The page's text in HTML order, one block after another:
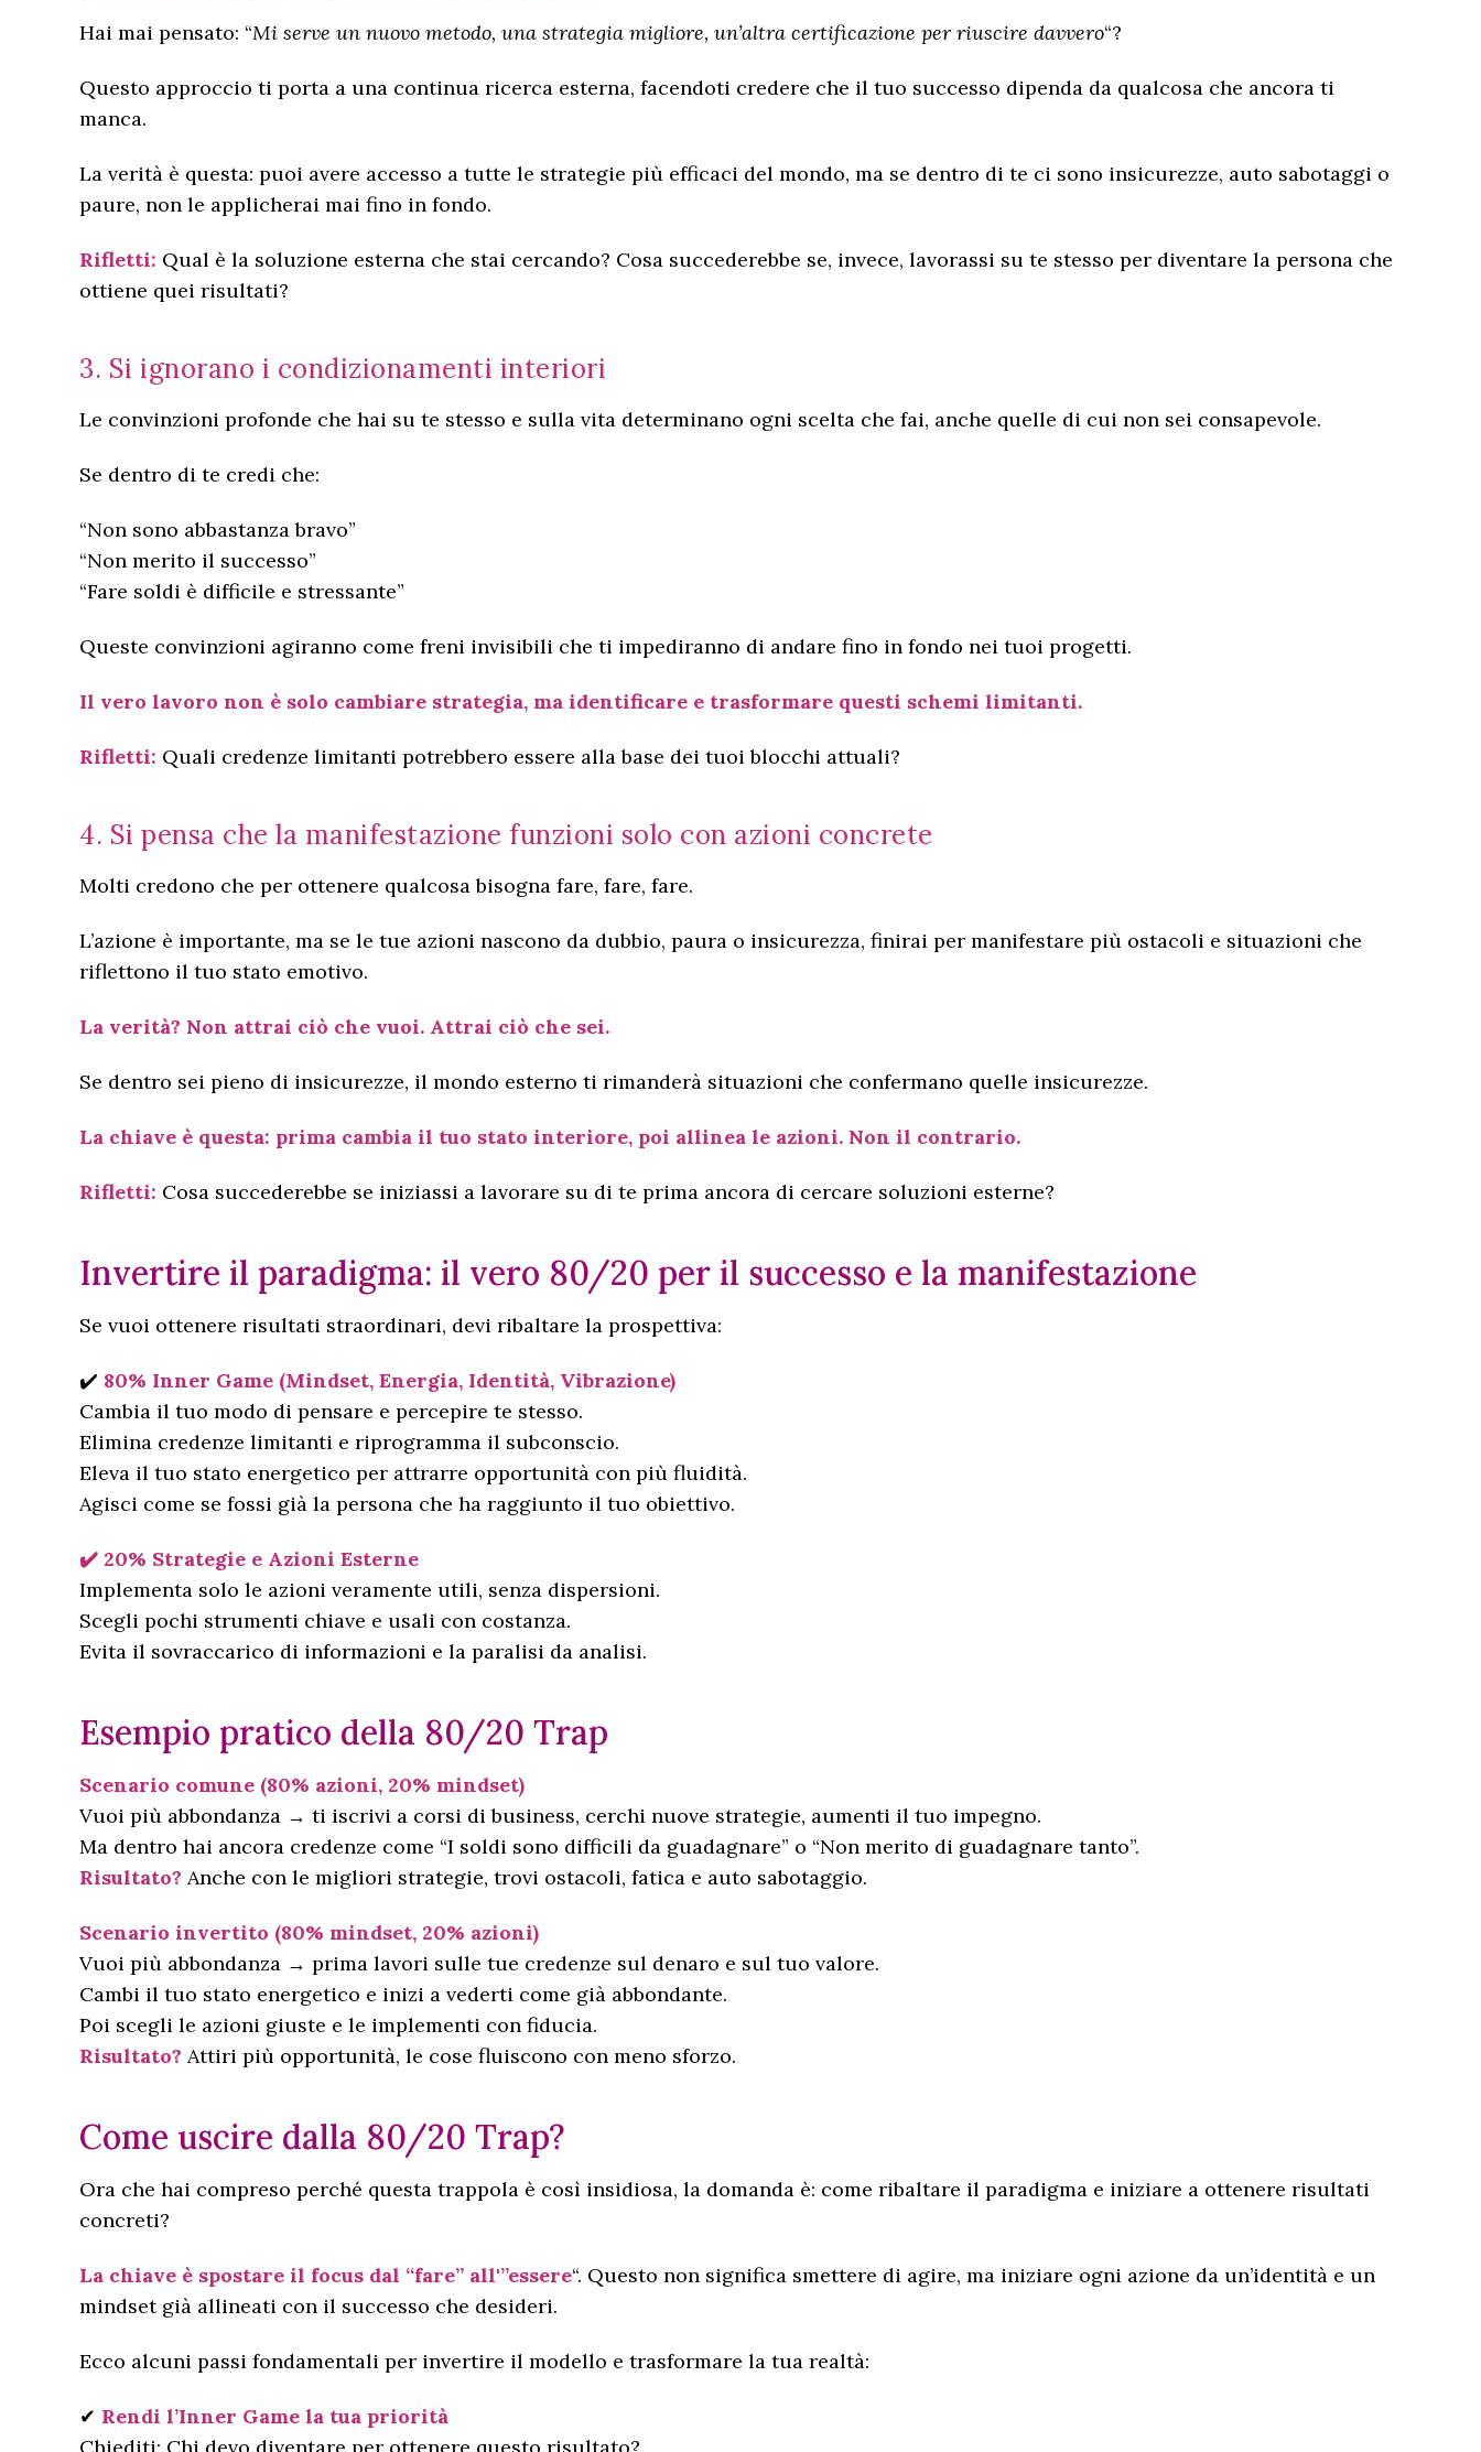
Hai mai pensato: “Mi serve un nuovo metodo, una strategia migliore, un’altra certificazione per riuscire davvero“?
Questo approccio ti porta a una continua ricerca esterna, facendoti credere che il tuo successo dipenda da qualcosa che ancora ti
manca.
La verità è questa: puoi avere accesso a tutte le strategie più efficaci del mondo, ma se dentro di te ci sono insicurezze, auto sabotaggi o
paure, non le applicherai mai fino in fondo.
Rifletti: Qual è la soluzione esterna che stai cercando? Cosa succederebbe se, invece, lavorassi su te stesso per diventare la persona che
ottiene quei risultati?
3. Si ignorano i condizionamenti interiori
Le convinzioni profonde che hai su te stesso e sulla vita determinano ogni scelta che fai, anche quelle di cui non sei consapevole.
Se dentro di te credi che:
“Non sono abbastanza bravo”
“Non merito il successo”
“Fare soldi è difficile e stressante”
Queste convinzioni agiranno come freni invisibili che ti impediranno di andare fino in fondo nei tuoi progetti.
Il vero lavoro non è solo cambiare strategia, ma identificare e trasformare questi schemi limitanti.
Rifletti: Quali credenze limitanti potrebbero essere alla base dei tuoi blocchi attuali?
4. Si pensa che la manifestazione funzioni solo con azioni concrete
Molti credono che per ottenere qualcosa bisogna fare, fare, fare.
L’azione è importante, ma se le tue azioni nascono da dubbio, paura o insicurezza, finirai per manifestare più ostacoli e situazioni che
riflettono il tuo stato emotivo.
La verità? Non attrai ciò che vuoi. Attrai ciò che sei.
Se dentro sei pieno di insicurezze, il mondo esterno ti rimanderà situazioni che confermano quelle insicurezze.
La chiave è questa: prima cambia il tuo stato interiore, poi allinea le azioni. Non il contrario.
Rifletti: Cosa succederebbe se iniziassi a lavorare su di te prima ancora di cercare soluzioni esterne?
Invertire il paradigma: il vero 80/20 per il successo e la manifestazione
Se vuoi ottenere risultati straordinari, devi ribaltare la prospettiva:
✔️ 80% Inner Game (Mindset, Energia, Identità, Vibrazione)
Cambia il tuo modo di pensare e percepire te stesso.
Elimina credenze limitanti e riprogramma il subconscio.
Eleva il tuo stato energetico per attrarre opportunità con più fluidità.
Agisci come se fossi già la persona che ha raggiunto il tuo obiettivo.
✔️ 20% Strategie e Azioni Esterne
Implementa solo le azioni veramente utili, senza dispersioni.
Scegli pochi strumenti chiave e usali con costanza.
Evita il sovraccarico di informazioni e la paralisi da analisi.
Esempio pratico della 80/20 Trap
Scenario comune (80% azioni, 20% mindset)
Vuoi più abbondanza → ti iscrivi a corsi di business, cerchi nuove strategie, aumenti il tuo impegno.
Ma dentro hai ancora credenze come “I soldi sono difficili da guadagnare” o “Non merito di guadagnare tanto”.
Risultato? Anche con le migliori strategie, trovi ostacoli, fatica e auto sabotaggio.
Scenario invertito (80% mindset, 20% azioni)
Vuoi più abbondanza → prima lavori sulle tue credenze sul denaro e sul tuo valore.
Cambi il tuo stato energetico e inizi a vederti come già abbondante.
Poi scegli le azioni giuste e le implementi con fiducia.
Risultato? Attiri più opportunità, le cose fluiscono con meno sforzo.
Come uscire dalla 80/20 Trap?
Ora che hai compreso perché questa trappola è così insidiosa, la domanda è: come ribaltare il paradigma e iniziare a ottenere risultati
concreti?
La chiave è spostare il focus dal “fare” all'”essere“. Questo non significa smettere di agire, ma iniziare ogni azione da un’identità e un
mindset già allineati con il successo che desideri.
Ecco alcuni passi fondamentali per invertire il modello e trasformare la tua realtà:
✔ Rendi l’Inner Game la tua priorità